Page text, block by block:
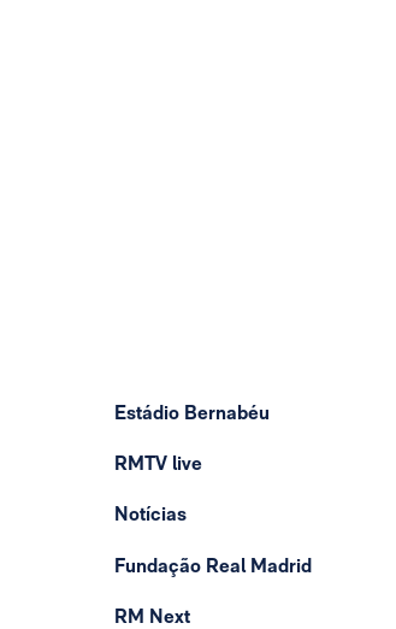
Estádio Bernabéu
RMTV live
Notícias
Fundação Real Madrid
RM Next